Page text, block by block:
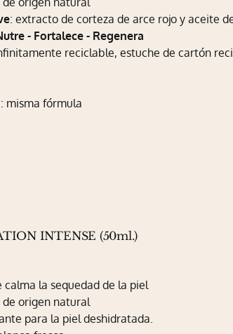
: extracto de corteza de arce rojo y aceite
- Fortalece - Regenera
reciclable, estuche de cartón
misma fórmula
INTENSE (50ml.)
la sequedad de la piel
origen natural
para la piel deshidratada.